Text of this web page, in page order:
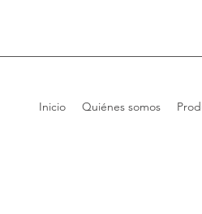
Inicio Quiénes somos